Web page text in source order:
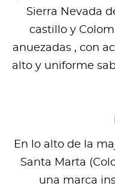
Sierra Nevada
castillo y
anuezadas , con
alto y uniforme
En lo alto de la
Santa Marta
una marca